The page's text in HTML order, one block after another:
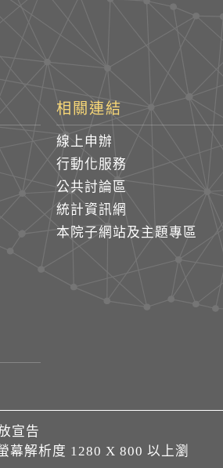
相關連結
線上申辦
行動化服務
公共討論區
統計資訊網
本院子網站及主題專區
宣告
幕解析度 1280 X 800 以上瀏